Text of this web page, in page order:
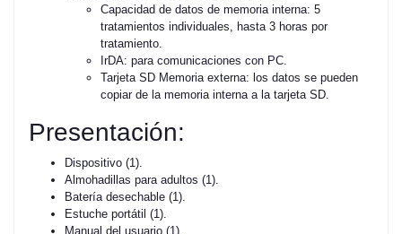
Capacidad de datos de memoria interna: 5
tratamientos individuales, hasta 3 horas por
tratamiento.
IrDA: para comunicaciones con PC.
Tarjeta SD Memoria externa: los datos se pueden
copiar de la memoria interna a la tarjeta SD.
Presentación:
Dispositivo (1).
Almohadillas para adultos (1).
Batería desechable (1).
Estuche portátil (1).
Manual del usuario (1).